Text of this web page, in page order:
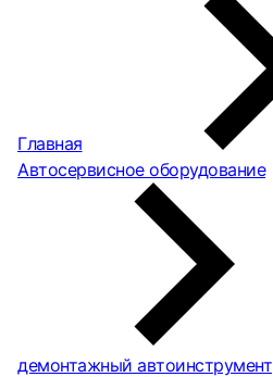
Главная
Автосервисное оборудование
демонтажный автоинструмент